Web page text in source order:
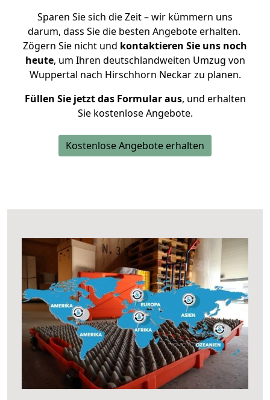
Sparen Sie sich die Zeit – wir kümmern uns
darum, dass Sie die besten Angebote erhalten.
Zögern Sie nicht und kontaktieren Sie uns noch
heute, um Ihren deutschlandweiten Umzug von
Wuppertal nach Hirschhorn Neckar zu planen.
Füllen Sie jetzt das Formular aus, und erhalten
Sie kostenlose Angebote.
Kostenlose Angebote erhalten